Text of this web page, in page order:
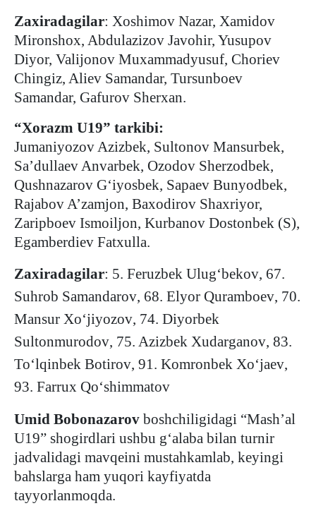
Zaxiradagilar: Xoshimov Nazar, Xamidov
Mironshox, Abdulazizov Javohir, Yusupov
Diyor, Valijonov Muxammadyusuf, Choriev
Chingiz, Aliev Samandar, Tursunboev
Samandar, Gafurov Sherxan.
“Xorazm U19” tarkibi:
Jumaniyozov Azizbek, Sultonov Mansurbek,
Sa’dullaev Anvarbek, Ozodov Sherzodbek,
Qushnazarov G‘iyosbek, Sapaev Bunyodbek,
Rajabov A’zamjon, Baxodirov Shaxriyor,
Zaripboev Ismoiljon, Kurbanov Dostonbek (S),
Egamberdiev Fatxulla.
Zaxiradagilar: 5. Feruzbek Ulug‘bekov, 67.
Suhrob Samandarov, 68. Elyor Quramboev, 70.
Mansur Xo‘jiyozov, 74. Diyorbek
Sultonmurodov, 75. Azizbek Xudarganov, 83.
To‘lqinbek Botirov, 91. Komronbek Xo‘jaev,
93. Farrux Qo‘shimmatov
Umid Bobonazarov boshchiligidagi “Mash’al
U19” shogirdlari ushbu g‘alaba bilan turnir
jadvalidagi mavqeini mustahkamlab, keyingi
bahslarga ham yuqori kayfiyatda
tayyorlanmoqda.